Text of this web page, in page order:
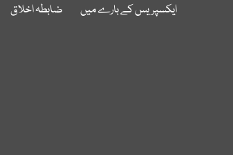
ایکسپریس کے بارے میں ضابطہ اخلاق